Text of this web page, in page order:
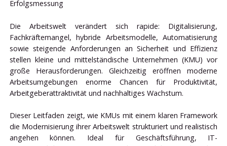
Erfolgsmessung
Die Arbeitswelt verändert sich rapide: Digitalisierung,
Fachkräftemangel, hybride Arbeitsmodelle, Automatisierung
sowie steigende Anforderungen an Sicherheit und Effizienz
stellen kleine und mittelständische Unternehmen (KMU) vor
große Herausforderungen. Gleichzeitig eröffnen moderne
Arbeitsumgebungen enorme Chancen für Produktivität,
Arbeitgeberattraktivität und nachhaltiges Wachstum.
Dieser Leitfaden zeigt, wie KMUs mit einem klaren Framework
die Modernisierung ihrer Arbeitswelt strukturiert und realistisch
angehen können. Ideal für Geschäftsführung, IT-